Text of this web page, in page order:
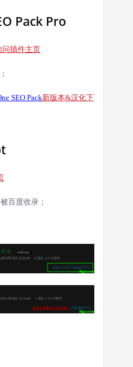
Pack Pro
问插件主页
SEO Pack新版本&汉化下
百度收录；